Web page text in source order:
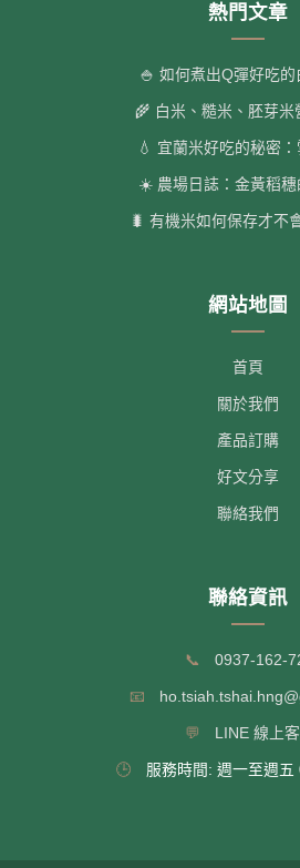
熱門文章
🍚 如何煮出Q彈好吃的
🌾 白米、糙米、胚芽米
💧 宜蘭米好吃的秘密
☀️ 農場日誌：金黃稻穗
🐛 有機米如何保存才不
網站地圖
首頁
關於我們
產品訂購
好文分享
聯絡我們
聯絡資訊
📞 0937-162-
📧
💬 LINE 線上
🕒 服務時間: 週一至週